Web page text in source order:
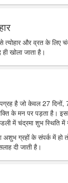
त्योहार और व्रत के लिए
खोला जाता है।
है जो केवल 27
के मन पर पड़ता
में चंद्रमा शुभ स्थिति
ग्रहों के संपर्क में हो
दी जाती है।